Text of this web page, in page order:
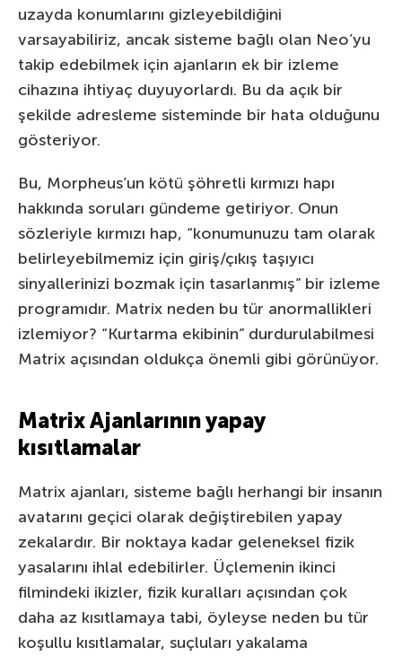
uzayda konumlarını gizleyebildiğini
varsayabiliriz, ancak sisteme bağlı olan Neo’yu
takip edebilmek için ajanların ek bir izleme
cihazına ihtiyaç duyuyorlardı. Bu da açık bir
şekilde adresleme sisteminde bir hata olduğunu
gösteriyor.
Bu, Morpheus’un kötü şöhretli kırmızı hapı
hakkında soruları gündeme getiriyor. Onun
sözleriyle kırmızı hap, “konumunuzu tam olarak
belirleyebilmemiz için giriş/çıkış taşıyıcı
sinyallerinizi bozmak için tasarlanmış” bir izleme
programıdır. Matrix neden bu tür anormallikleri
izlemiyor? “Kurtarma ekibinin” durdurulabilmesi
Matrix açısından oldukça önemli gibi görünüyor.
Matrix Ajanlarının yapay
kısıtlamalar
Matrix ajanları, sisteme bağlı herhangi bir insanın
avatarını geçici olarak değiştirebilen yapay
zekalardır. Bir noktaya kadar geleneksel fizik
yasalarını ihlal edebilirler. Üçlemenin ikinci
filmindeki ikizler, fizik kuralları açısından çok
daha az kısıtlamaya tabi, öyleyse neden bu tür
koşullu kısıtlamalar, suçluları yakalama